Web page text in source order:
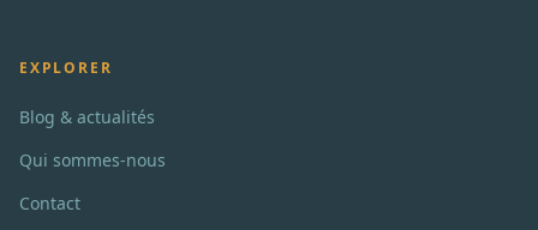
EXPLORER
Blog & actualités
Qui sommes-nous
Contact